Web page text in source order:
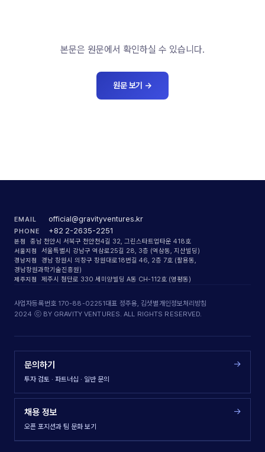
본문은 원문에서 확인하실 수 있습니다.
원문 보기 →
EMAIL official@gravityventures.kr
PHONE +82 2-2635-2251
본점 충남 천안시 서북구 천안천4길 32, 그린스타트업타운 418호
서울지점 서울특별시 강남구 역삼로25길 28, 3층 (역삼동, 지산빌딩)
경남지점
경남 창원시 의창구 창원대로18번길 46, 2층 7호 (팔용동,
경남창원과학기술진흥원)
제주지점 제주시 첨단로 330 세미양빌딩 A동 CH-112호 (영평동)
사업자등록번호 170-88-02251대표 정주용, 김샛별 개인정보처리방침
2024 ⓒ BY GRAVITY VENTURES. ALL RIGHTS RESERVED.
문의하기
투자 검토 · 파트너십 · 일반 문의
→
채용 정보
오픈 포지션과 팀 문화 보기
→